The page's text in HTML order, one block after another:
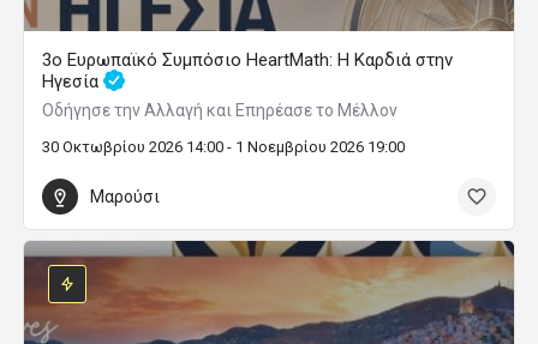
3ο Ευρωπαϊκό Συμπόσιο HeartMath: Η Καρδιά στην
Ηγεσία
Οδήγησε την Αλλαγή και Επηρέασε το Μέλλον
30 Οκτωβρίου 2026 14:00 - 1 Νοεμβρίου 2026 19:00
Μαρούσι